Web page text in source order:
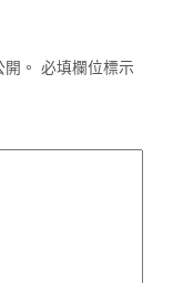
。 必填欄位標示